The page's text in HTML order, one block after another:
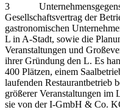
3
Gesellschaftsvertrag der
gastronomischen
L in A-Stadt, sowie die
Veranstaltungen und
ihrer Gründung den L. Es
400 Plätzen, einem
laufenden Restaurantbetrieb
größerer Veranstaltungen im
sie von der I-GmbH & Co.